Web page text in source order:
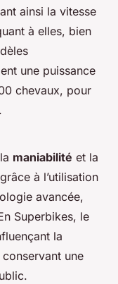
ainsi la vitesse
à elles, bien
une puissance
chevaux, pour
maniabilité et la
à l’utilisation
avancée,
Superbikes, le
la
une